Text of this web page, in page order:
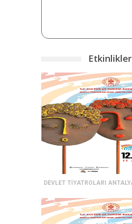
Etkinlikler